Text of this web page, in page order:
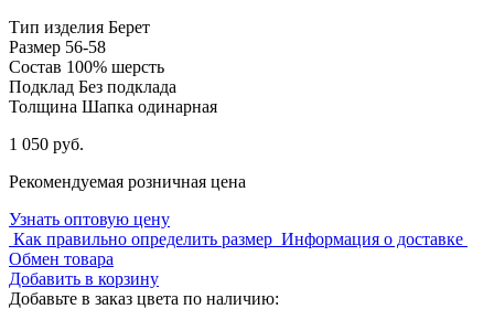
Тип изделия Берет
Размер 56-58
Состав 100% шерсть
Подклад Без подклада
Толщина Шапка одинарная
1 050 руб.
Рекомендуемая розничная цена
Узнать оптовую цену
Как правильно определить размер Информация о доставке
Обмен товара
Добавить в корзину
Добавьте в заказ цвета по наличию: